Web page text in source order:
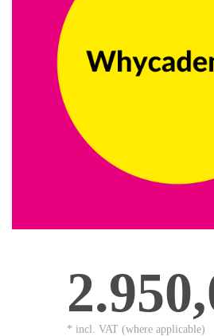
* incl. VAT (where applicable)